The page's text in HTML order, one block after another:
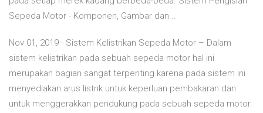
Sepeda Motor - Komponen, Gambar dan …
Nov 01, 2019 · Sistem Kelistrikan Sepeda Motor – Dalam
sistem kelistrikan pada sebuah sepeda motor hal ini
merupakan bagian sangat terpenting karena pada sistem ini
menyediakan arus listrik untuk keperluan pembakaran dan
untuk menggerakkan pendukung pada sebuah sepeda motor.